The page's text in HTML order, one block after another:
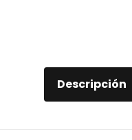
Descripción